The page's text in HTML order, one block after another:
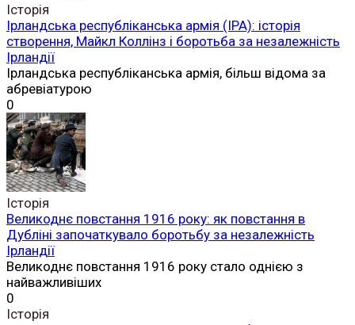
Історія
Ірландська республіканська армія (ІРА): історія
створення, Майкл Коллінз і боротьба за незалежність
Ірландії
Ірландська республіканська армія, більш відома за
абревіатурою
0
Історія
Великоднє повстання 1916 року: як повстання в
Дубліні започаткувало боротьбу за незалежність
Ірландії
Великоднє повстання 1916 року стало однією з
найважливіших
0
Історія